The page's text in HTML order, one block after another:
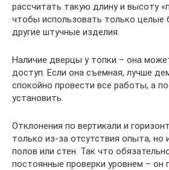
рассчитать такую длину и высоту
чтобы использовать только целые
другие штучные изделия.
Наличие дверцы у топки – она
доступ. Если она съемная, лучше
спокойно провести все работы, а
установить.
Отклонения по вертикали и
только из-за отсутствия опыта, но
полов или стен. Так что
постоянные проверки уровнем –